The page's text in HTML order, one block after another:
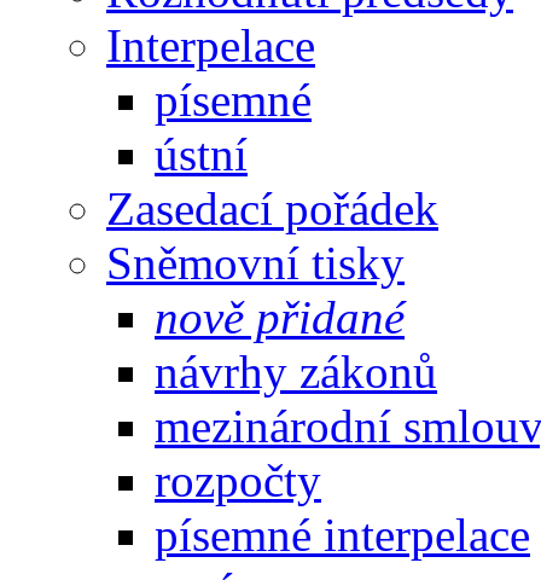
Interpelace
písemné
ústní
Zasedací pořádek
Sněmovní tisky
nově přidané
návrhy zákonů
mezinárodní
rozpočty
písemné interpelace